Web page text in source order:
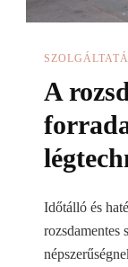
A
Időtálló és
rozsdamentes